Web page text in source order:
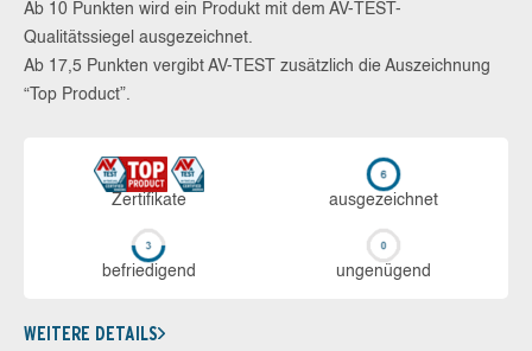
Ab 10 Punkten wird ein Produkt mit dem AV-TEST-
Qualitätssiegel ausgezeichnet.
Ab 17,5 Punkten vergibt AV-TEST zusätzlich die Auszeichnung
“Top Product”.
Zerti­fikate aus­ge­zeich­net
be­frie­di­gend un­ge­nü­gend
WEITERE DETAILS